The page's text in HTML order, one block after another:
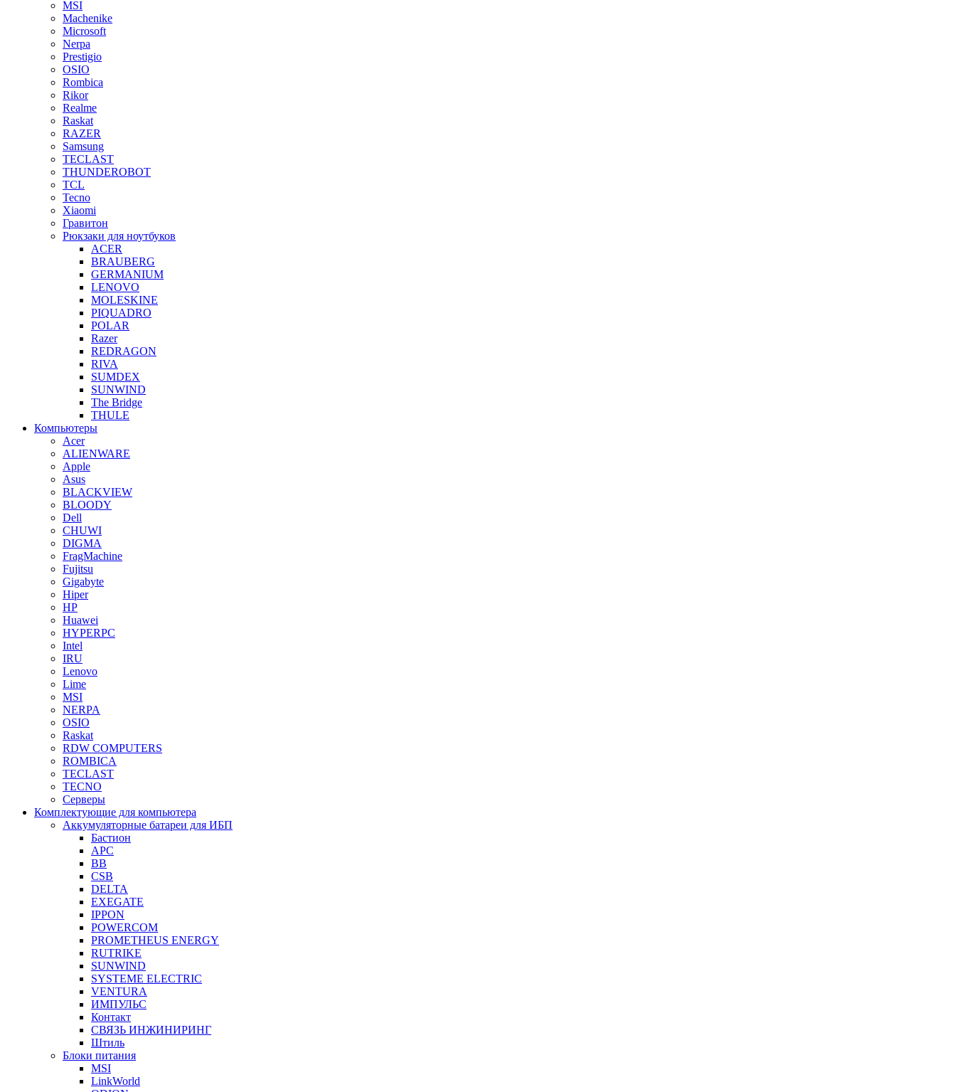
MSI
Machenike
Microsoft
Nerpa
Prestigio
OSIO
Rombica
Rikor
Realme
Raskat
RAZER
Samsung
TECLAST
THUNDEROBOT
TCL
Tecno
Xiaomi
Гравитон
Рюкзаки для ноутбуков
ACER
BRAUBERG
GERMANIUM
LENOVO
MOLESKINE
PIQUADRO
POLAR
Razer
REDRAGON
RIVA
SUMDEX
SUNWIND
The Bridge
THULE
Компьютеры
Acer
ALIENWARE
Apple
Asus
BLACKVIEW
BLOODY
Dell
CHUWI
DIGMA
FragMachine
Fujitsu
Gigabyte
Hiper
HP
Huawei
HYPERPC
Intel
IRU
Lenovo
Lime
MSI
NERPA
OSIO
Raskat
RDW COMPUTERS
ROMBICA
TECLAST
TECNO
Серверы
Комплектующие для компьютера
Аккумуляторные батареи для ИБП
Бастион
APC
BB
CSB
DELTA
EXEGATE
IPPON
POWERCOM
PROMETHEUS ENERGY
RUTRIKE
SUNWIND
SYSTEME ELECTRIC
VENTURA
ИМПУЛЬС
Контакт
СВЯЗЬ ИНЖИНИРИНГ
Штиль
Блоки питания
MSI
LinkWorld